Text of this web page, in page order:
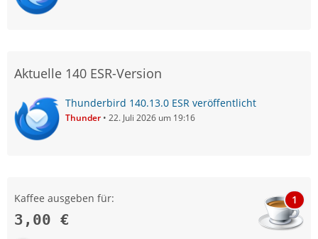
Aktuelle 140 ESR-Version
Thunderbird 140.13.0 ESR veröffentlicht
Thunder 22. Juli 2026 um 19:16
Kaffee ausgeben für:
3,00 €
1